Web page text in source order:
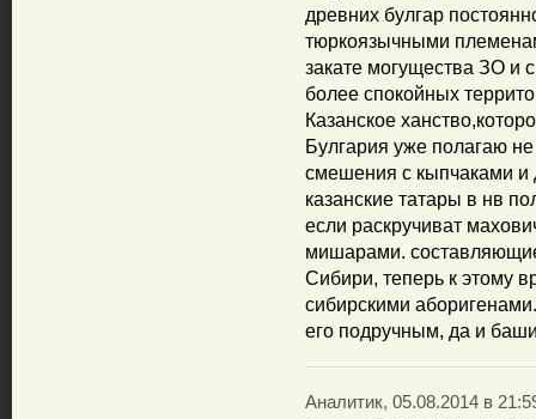
древних булгар
тюркоязычными
закате могущества ЗО и
более спокойных
Казанское
Булгария уже полагаю
смешения с кыпчаками и
казанские татары в нв
если раскручиват
мишарами. составляющие
Сибири, теперь к этому
сибирскими
его подручным, да и
Аналитик, 05.08.2014 в